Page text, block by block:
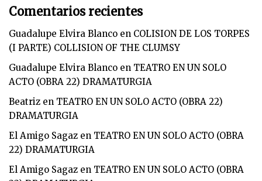
Comentarios recientes
Guadalupe Elvira Blanco en COLISION DE LOS TORPES
(I PARTE) COLLISION OF THE CLUMSY
Guadalupe Elvira Blanco en TEATRO EN UN SOLO
ACTO (OBRA 22) DRAMATURGIA
Beatriz en TEATRO EN UN SOLO ACTO (OBRA 22)
DRAMATURGIA
El Amigo Sagaz en TEATRO EN UN SOLO ACTO (OBRA
22) DRAMATURGIA
El Amigo Sagaz en TEATRO EN UN SOLO ACTO (OBRA